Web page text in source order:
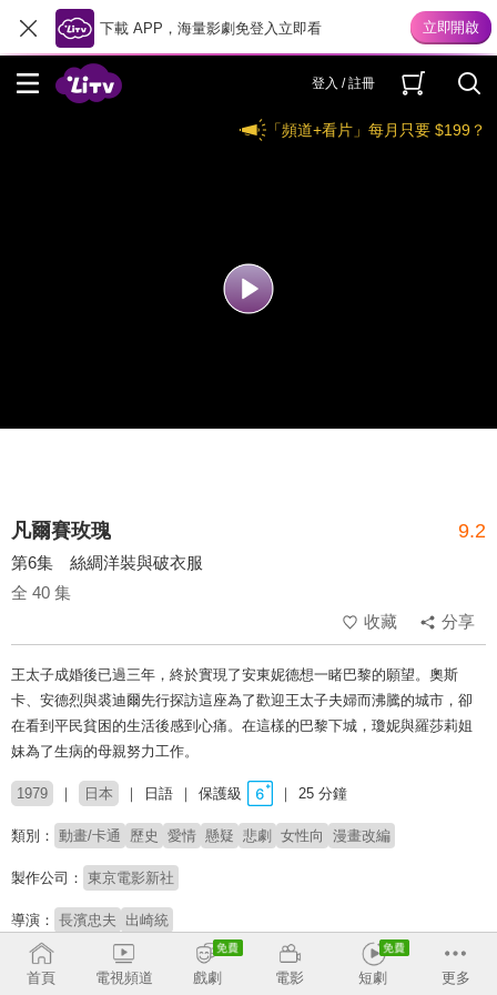
下載 APP，海量影劇免登入立即看
登入 / 註冊
「頻道+看片」每月只要 $199？
凡爾賽玫瑰 9.2
第6集 絲綢洋裝與破衣服
全 40 集
收藏
分享
王太子成婚後已過三年，終於實現了安東妮德想一睹巴黎的願望。奧斯
卡、安德烈與裘迪爾先行探訪這座為了歡迎王太子夫婦而沸騰的城市，卻
在看到平民貧困的生活後感到心痛。在這樣的巴黎下城，瓊妮與羅莎莉姐
妹為了生病的母親努力工作。
1979 日本 日語 保護級 25 分鐘
類別： 動畫/卡通 歷史 愛情 懸疑 悲劇 女性向 漫畫改編
製作公司： 東京電影新社
導演： 長濱忠夫 出崎統
配音： 田島令子 志垣太郎 上田美由紀 野澤那智 勝田久
北村昌子 松尾佳子
首頁 電視頻道 戲劇 電影 短劇 更多